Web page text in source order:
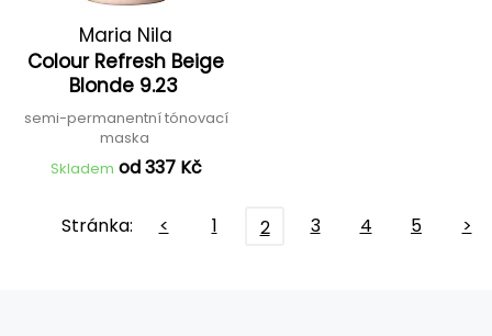
Maria Nila
Colour Refresh Beige
Blonde 9.23
semi-permanentní tónovací
maska
Skladem od 337 Kč
Stránka: < 1 2 3 4 5 >